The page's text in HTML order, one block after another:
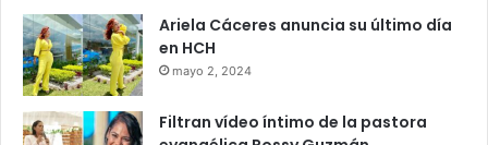
Ariela Cáceres anuncia su último día
en HCH
mayo 2, 2024
Filtran vídeo íntimo de la pastora